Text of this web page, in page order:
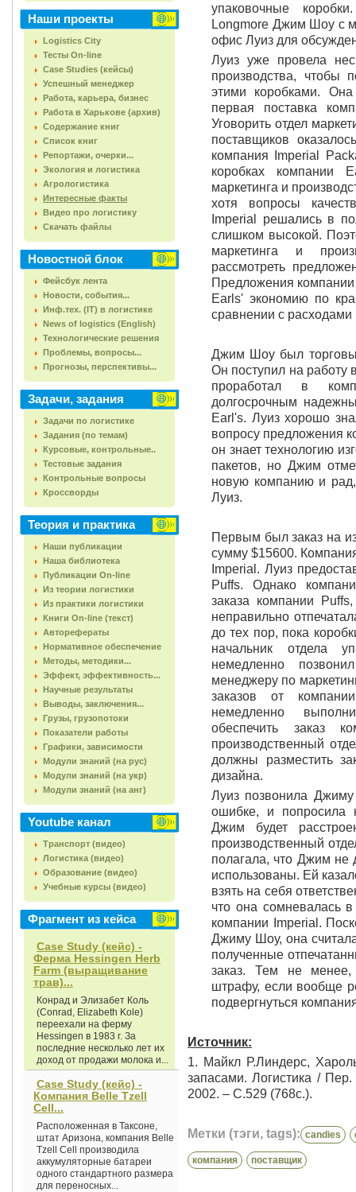
Наши проекты
Logistics City
Тесты On-line
Case Studies (кейсы)
Успешный менеджер
Работа, карьера, бизнес
Работа в Харькове (архив)
Содержание книг
Список книг
Репортажи, очерки...
Экология и логистика
Агрологистика
Интересные факты
Видео про логистику
Скачать файлы
Новостной блок
Фейсбук лента
Новости, события...
Инф.тех. (IT) в логистике
News of logistics (English)
Технологические решения
Проблемы, вопросы...
Прогнозы, перспективы...
Задачи, задания
Задачи по логистике
Задания (по темам)
Курсовые, контрольные..
Тестовые задания
Контрольные вопросы
Кроссворды
Теория и практика
Наши публикации
Наша библиотека
Публикации On-line
Из теории логистики
Из практики логистики
Книги On-line (текст)
Авторефераты
Нормативное обеспечение
Методы, методики...
Эффект, эффективность...
Научные результаты
Выводы, заключения...
Грузы, грузопотоки
Показатели работы
Графики, зависимости
Модули знаний (на рус)
Модули знаний (на укр)
Модули знаний (на анг)
Youtube канал
Транспорт (видео)
Логистика (видео)
Образование (видео)
Учебные курсы (видео)
Фрагмент из кейса
Case Study (кейс) -
Ферма Hessingen Herb
Farm (выращивание
трав)...
Конрад и Элизабет Коль
(Conrad, Elizabeth Kole)
переехали на ферму
Hessingen в 1983 г. За
последние несколько лет их
доход от продажи молока и...
Case Study (кейс) -
Компания Belle Tzell
Cell...
Расположенная в Таксоне,
штат Аризона, компания Belle
Tzell Cell производила
аккумуляторные батареи
одного стандартного размера
для переносных...
упаковочные
Longmore Джим Шоу с
офис Луиз для
Луиз уже провела
производства, чтобы
этими коробками.
первая поставка
Уговорить отдел
поставщиков
компания Imperial
коробках компании
маркетинга и
хотя вопросы
Imperial решались в
слишком высокой.
маркетинга и
рассмотреть
Предложения
Earls' экономию по
сравнении с расходами
Джим Шоу был
Он поступил на работу
проработал в
долгосрочным
Earl's. Луиз хорошо
вопросу предложения
он знает технологию
пакетов, но Джим
новую компанию и
Луиз.
Первым был заказ на
сумму $15600.
Imperial. Луиз
Puffs. Однако
заказа компании
неправильно
до тех пор, пока
начальник отдела
немедленно
менеджеру по
заказов от
немедленно
обеспечить заказ
производственный
должны разместить
дизайна.
Луиз позвонила
ошибке, и попросила
Джим будет
производственный
полагала, что Джим не
использованы. Ей
взять на себя
что она сомневалась
компании Imperial.
Джиму Шоу, она
полученные
заказ. Тем не менее,
штрафу, если вообще
подвергнуться
Источник:
1. Майкл Р.Линдерс,
запасами. Логистика /
2002. – С.529 (768с.).
Метки (тэги, tags): candies
компания поставщик